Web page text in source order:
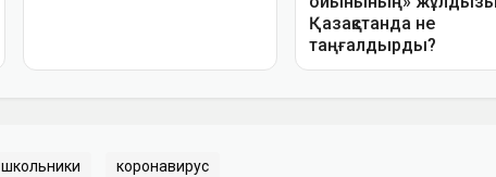
школьники коронавирус